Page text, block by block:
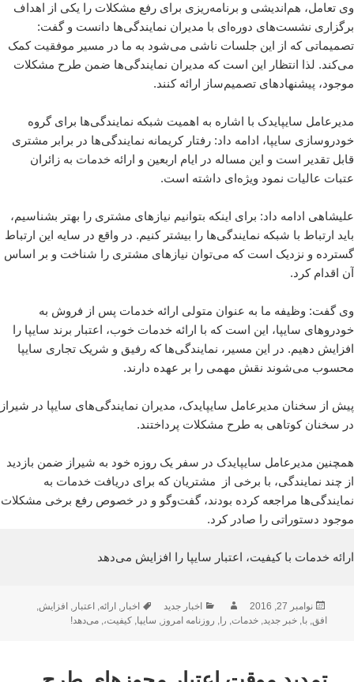
وی تعامل، هم‌اندیشی و برنامه‌ریزی برای رفع مشکلات را یکی از اهداف
برگزاری نشست‌های دوره‌ای با مدیران نمایندگی‌ها دانست و گفت:
تصمیماتی که از این جلسات ناشی می‌شود به ما در مسیر موفقیت کمک
می‌کند. لذا انتظار این است که مدیران نمایندگی‌ها ضمن طرح مشکلات
موجود، پیشنهادهای تصمیم‌ساز ارائه کنند.
مدیرعامل سایپایدک با اشاره به اهمیت شبکه نمایندگی‌ها برای گروه
خودروسازی سایپا، ادامه داد: رفتار کریمانه نمایندگی‌ها در برابر مشتری
قابل تقدیر است و این مساله در ایام اربعین و ارائه خدمات به زائران
عتبات عالیات نمود ویژه‌ای داشته است.
علیشاهی ادامه داد: برای اینکه بتوانیم نیازهای مشتری را بهتر بشناسیم،
باید ارتباط با شبکه نمایندگی‌ها را بیشتر کنیم. در واقع در سایه این ارتباط
گسترده و نزدیک است که می‌توان نیازهای مشتری را شناخت و بر اساس
آن اقدام کرد.
وی گفت: وظیفه ما به عنوان متولی ارائه خدمات پس از فروش به
خودروهای سایپا، این است که با ارائه خدمات خوب، اعتبار برند سایپا را
افزایش دهیم. در این مسیر، نمایندگی‌ها که رفیق و شریک تجاری سایپا
محسوب می‌شوند نقش مهمی را بر عهده دارند.
پیش از سخنان مدیرعامل سایپایدک، مدیران نمایندگی‌های سایپا در شیراز
در سخنان کوتاهی به طرح مشکلات پرداختند.
همچنین مدیرعامل سایپایدک در سفر یک روزه خود به شیراز ضمن بازدید
از چند نمایندگی، با برخی از مشتریان که برای دریافت خدمات به
نمایندگی‌ها مراجعه کرده‌ بودند، گفت‌وگو و در خصوص رفع برخی مشکلات
موجود دستوراتی را صادر کرد.
ارائه خدمات با کیفیت، اعتبار سایپا را افزایش می‌دهد
ارسال
شده
نوامبر 27, 2016 نویسندهدسته‌ها
اخبار جدید برچسب‌ها
اخبار, ارائه, اعتبار, افزایش,
افق,با,خبر جدید,خدمات, را, روزنامه امروز, سایپا,کیفیت،,می‌دهد!